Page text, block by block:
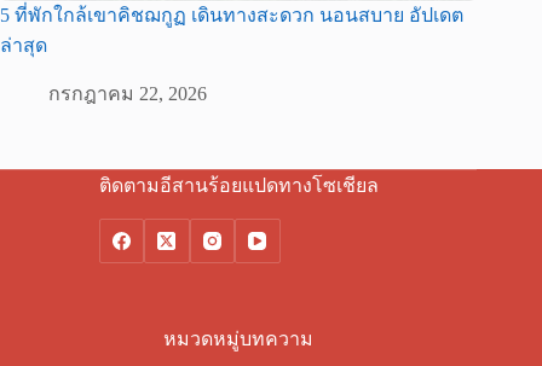
5 ที่พักใกล้เขาคิชฌกูฏ เดินทางสะดวก นอนสบาย อัปเดต
ล่าสุด
กรกฎาคม 22, 2026
ติดตามอีสานร้อยแปดทางโซเชียล
หมวดหมู่บทความ